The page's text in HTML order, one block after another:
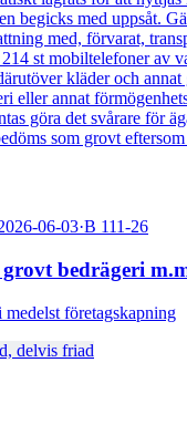
begicks med uppsåt.
med, förvarat,
st mobiltelefoner av
kläder och annat
eller annat
göra det svårare för
som grovt
06-03·B 111-26
bedrägeri
medelst företagskapning
delvis friad